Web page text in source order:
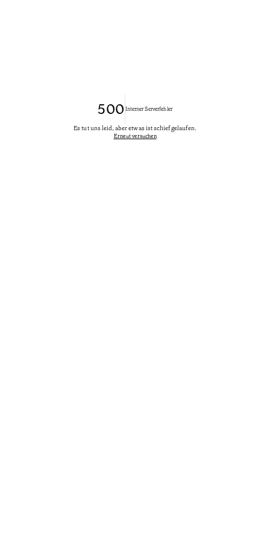
500 Interner Serverfehler
Es tut uns leid, aber etwas ist schief gelaufen.
Erneut versuchen